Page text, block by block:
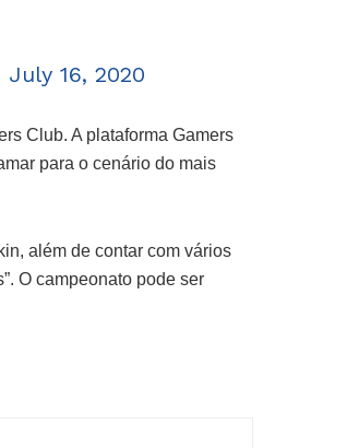
July 16, 2020
Club. A plataforma Gamers
para o cenário do mais
além de contar com vários
O campeonato pode ser